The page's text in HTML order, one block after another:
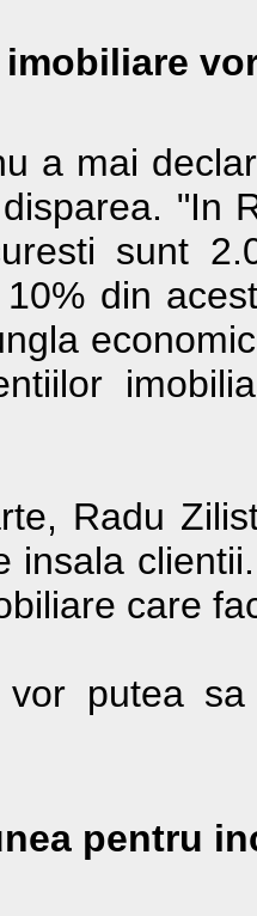
a mai
"In
sunt
din
Radu
insala
care
vor putea
pentru